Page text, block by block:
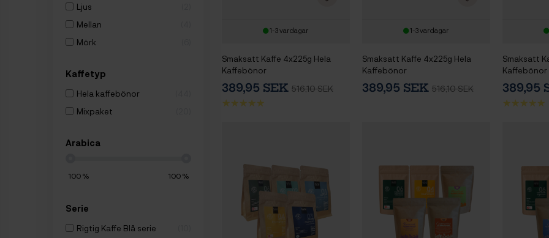
Ljus
Mellan
Mörk
Kaffetyp
Hela kaffebönor
Mixpaket
Arabica
100% 100%
Serie
Rigtig Kaffe Blå serie
1-3 vardagar
Smaksatt Kaffe 4x225g Hela
Kaffebönor
389,95 SEK 516,10 SEK
1-3 vardagar
Smaksatt Kaffe 4x225g Hela
Kaffebönor
389,95 SEK 516,10 SEK
Smaksatt
Kaffebönor
389,95